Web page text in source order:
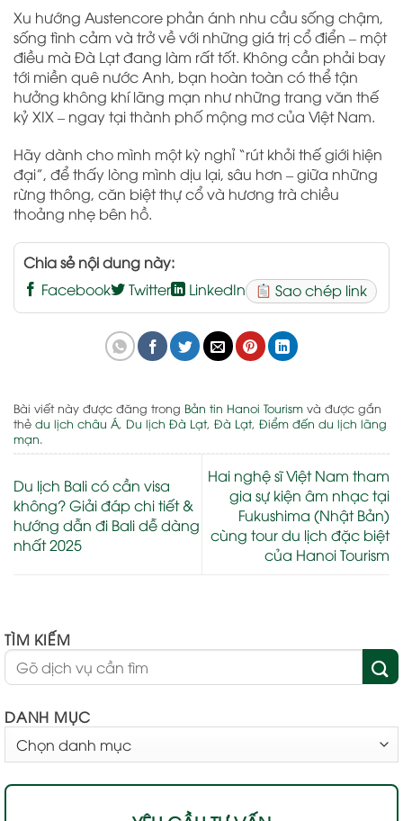
Xu hướng Austencore phản ánh nhu cầu sống chậm,
sống tình cảm và trở về với những giá trị cổ điển – một
điều mà Đà Lạt đang làm rất tốt. Không cần phải bay
tới miền quê nước Anh, bạn hoàn toàn có thể tận
hưởng không khí lãng mạn như những trang văn thế
kỷ XIX – ngay tại thành phố mộng mơ của Việt Nam.
Hãy dành cho mình một kỳ nghỉ “rút khỏi thế giới hiện
đại”, để thấy lòng mình dịu lại, sâu hơn – giữa những
rừng thông, căn biệt thự cổ và hương trà chiều
thoảng nhẹ bên hồ.
Chia sẻ nội dung này:
Facebook
Twitter LinkedIn Sao chép link
Bài viết này được đăng trong Bản tin Hanoi Tourism và được gắn
thẻ du lịch châu Á, Du lịch Đà Lạt, Đà Lạt, Điểm đến du lịch lãng
mạn.
Du lịch Bali có cần visa
không? Giải đáp chi tiết &
hướng dẫn đi Bali dễ dàng
nhất 2025
Hai nghệ sĩ Việt Nam tham
gia sự kiện âm nhạc tại
Fukushima (Nhật Bản)
cùng tour du lịch đặc biệt
của Hanoi Tourism
TÌM KIẾM
DANH MỤC
MỤC